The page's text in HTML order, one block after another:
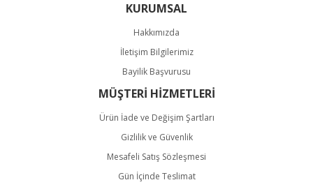
KURUMSAL
Hakkımızda
İletişim Bilgilerimiz
Bayilik Başvurusu
MÜŞTERİ HİZMETLERİ
Ürün İade ve Değişim Şartları
Gizlilik ve Güvenlik
Mesafeli Satış Sözleşmesi
Gün İçinde Teslimat